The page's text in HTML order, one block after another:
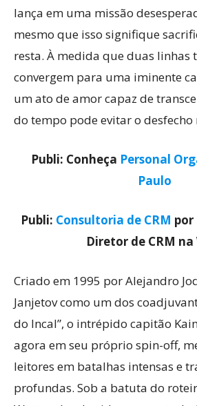
lança em uma missão
mesmo que isso signifique
resta. À medida que duas linhas
convergem para uma iminente
um ato de amor capaz de
do tempo pode evitar o
Publi: Conheça Personal
Paulo
Publi: Consultoria de CRM por
Diretor de CRM na
Criado em 1995 por Alejandro
Janjetov como um dos
do Incal”, o intrépido capitão
agora em seu próprio spin-off,
leitores em batalhas intensas e
profundas. Sob a batuta do